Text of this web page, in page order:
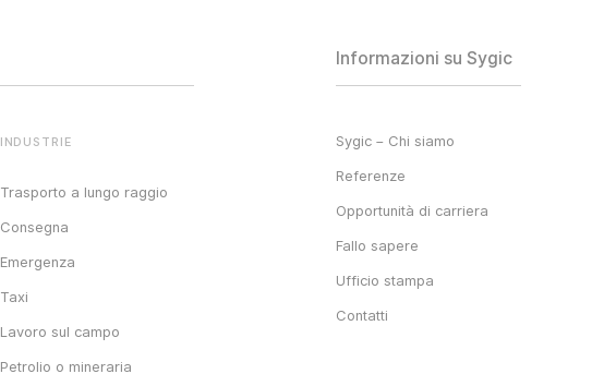
INDUSTRIE
Trasporto a lungo raggio
Consegna
Emergenza
Taxi
Lavoro sul campo
Petrolio o mineraria
Informazioni su Sygic
Sygic – Chi siamo
Referenze
Opportunità di carriera
Fallo sapere
Ufficio stampa
Contatti